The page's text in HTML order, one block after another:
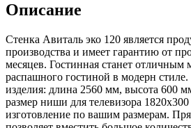
Описание
Стенка Авиталь эко 120 является
производства и имеет гарантию от
месяцев. Гостинная станет отличным
распашного гостиной в модерн
изделия: длина 2560 мм, высота 600
размер ниши для телевизора
изготовление по вашим размерам.